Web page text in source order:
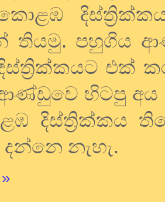
තියමු. පහුගිය
එක්
හිටපු
දිස්ත්‍රික්කය
නැහැ.